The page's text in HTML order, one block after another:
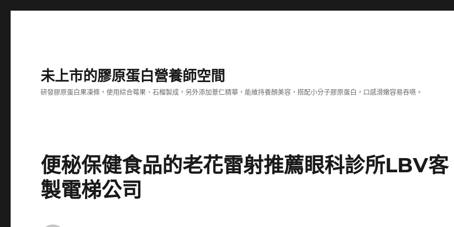
未上市的膠原蛋白營養師空間
研發膠原蛋白果凍條，使用綜合莓果、石榴製成，另外添加薏仁精華，能維持養顏美容，搭配小分子膠原蛋白，口感滑嫩容易吞嚥。
便秘保健食品的老花雷射推薦眼科診所LBV客
製電梯公司